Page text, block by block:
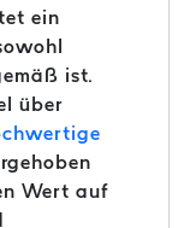
ein
ist.
über
Wert auf